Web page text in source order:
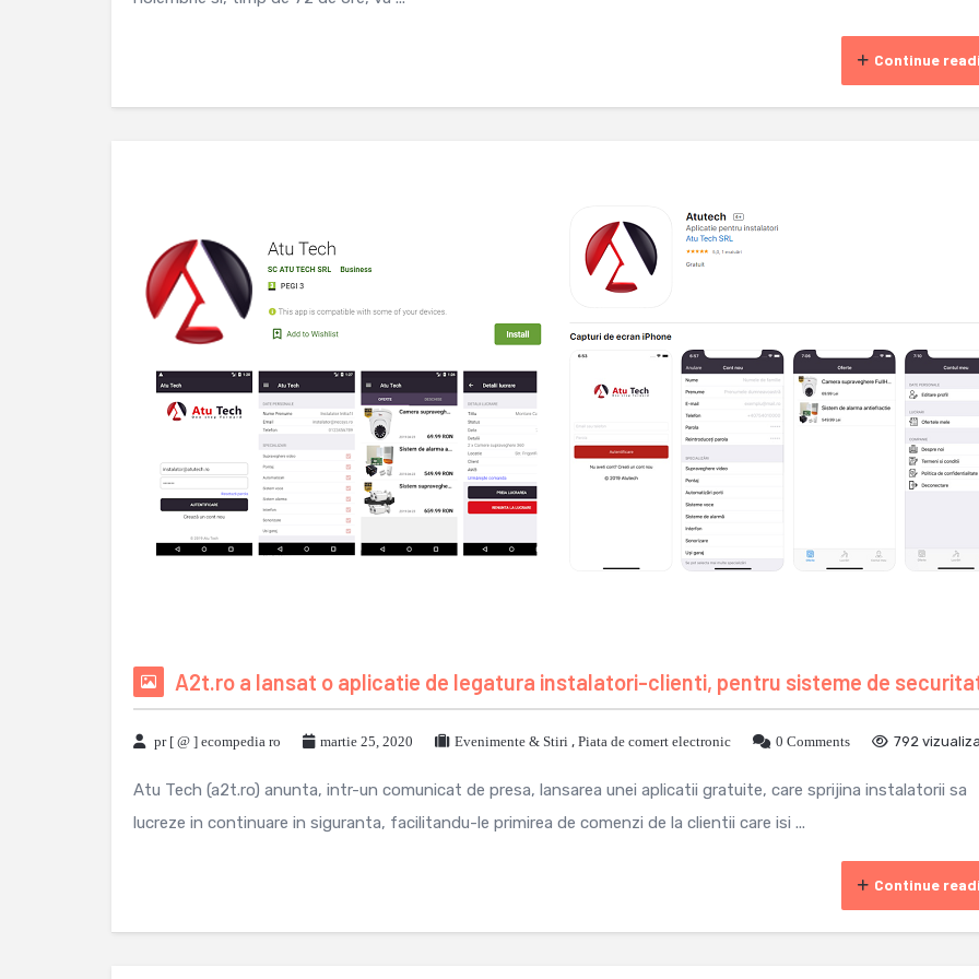
Continue
A2t.ro a lansat o aplicatie de legatura instalatori-clienti, pentru sisteme de
pr [ @ ] ecompedia ro martie 25, 2020 Evenimente & Stiri , Piata de comert electronic 0 Comments 792
Atu Tech (a2t.ro) anunta, intr-un comunicat de presa, lansarea unei aplicatii gratuite, care sprijina instalatorii sa
lucreze in continuare in siguranta, facilitandu-le primirea de comenzi de la clientii care isi ...
Continue